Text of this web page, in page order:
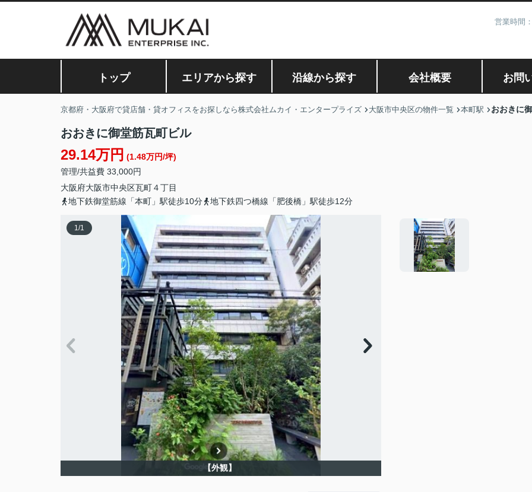
営業時間
トップ エリアから探す 沿線から探す 会社概要 お問
京都府・大阪府で貸店舗・貸オフィスをお探しなら株式会社ムカイ・エンタープライズ 大阪市中央区の物件一覧 本町駅 おおきに
おおきに御堂筋瓦町ビル
29.14万円 (1.48万円/坪)
管理/共益費 33,000円
大阪府大阪市中央区瓦町４丁目
地下鉄御堂筋線「本町」駅徒歩10分
地下鉄四つ橋線「肥後橋」駅徒歩12分
1/1
【外観】